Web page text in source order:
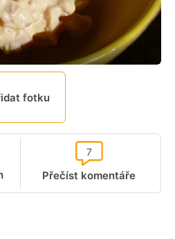
fotku
Přečíst komentáře
7